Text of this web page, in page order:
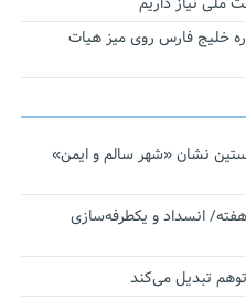
ستاره خلیج فارس روی میز هیات
نشان «شهر سالم و ایمن»
انسداد و یکطرفه‌سازی
توهم تبدیل می‌کند